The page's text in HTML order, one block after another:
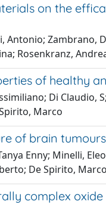
on the
Zambrano,
Rosenkranz,
of healthy
Di
Marco
of brain tumours
Enny; Minelli,
De Spirito, Marco
complex